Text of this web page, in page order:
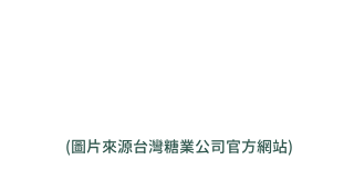
(圖片來源台灣糖業公司官方網站)